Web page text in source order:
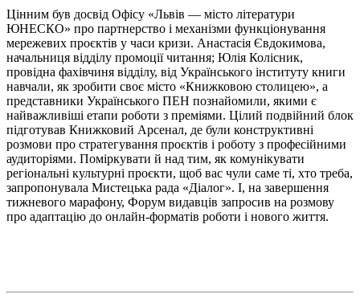
Цінним був досвід Офісу «Львів — місто літератури
ЮНЕСКО» про партнерство і механізми функціонування
мережевих проєктів у часи кризи. Анастасія Євдокимова,
начальниця відділу промоції читання; Юлія Колісник,
провідна фахівчиня відділу, від Українського інституту книги
навчали, як зробити своє місто «Книжковою столицею», а
представники Українського ПЕН познайомили, якими є
найважливіші етапи роботи з преміями. Цілий подвійний блок
підготував Книжковий Арсенал, де були конструктивні
розмови про стратегування проєктів і роботу з професійними
аудиторіями. Поміркувати й над тим, як комунікувати
регіональні культурні проєкти, щоб вас чули саме ті, хто треба,
запропонувала Мистецька рада «Діалог». І, на завершення
тижневого марафону, Форум видавців запросив на розмову
про адаптацію до онлайн-форматів роботи і нового життя.